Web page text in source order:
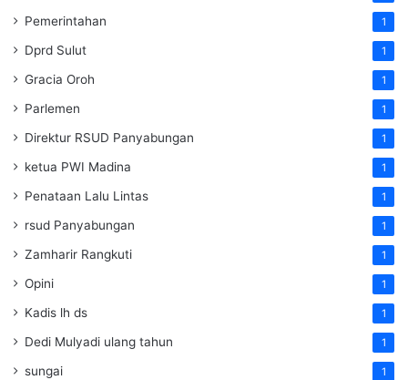
Pemerintahan 1
Dprd Sulut 1
Gracia Oroh 1
Parlemen 1
Direktur RSUD Panyabungan 1
ketua PWI Madina 1
Penataan Lalu Lintas 1
rsud Panyabungan 1
Zamharir Rangkuti 1
Opini 1
Kadis lh ds 1
Dedi Mulyadi ulang tahun 1
sungai 1